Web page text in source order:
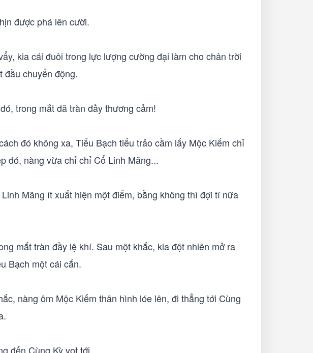
được phá lên cười.
kia cái đuôi trong lực lượng cường đại làm cho chân trời
đầu chuyển động.
trong mắt đã tràn đầy thương cảm!
đó không xa, Tiểu Bạch tiểu trảo cầm lấy Mộc Kiếm chỉ
đó, nàng vừa chỉ chỉ Cổ Linh Mãng...
Mãng ít xuất hiện một điểm, bằng không thì đợi tí nữa
mắt tràn đầy lệ khí. Sau một khắc, kia đột nhiên mở ra
Bạch một cái cắn.
nàng ôm Mộc Kiếm thân hình lóe lên, đi thẳng tới Cùng
đến Cùng Kỳ vọt tới.